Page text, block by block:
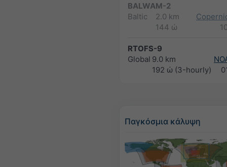
BALWAM-2
Baltic
2.0 km
144 ώ
RTOFS-9
Global 9.0 km
192 ώ (3-hourly)
Παγκόσμια κάλυψη